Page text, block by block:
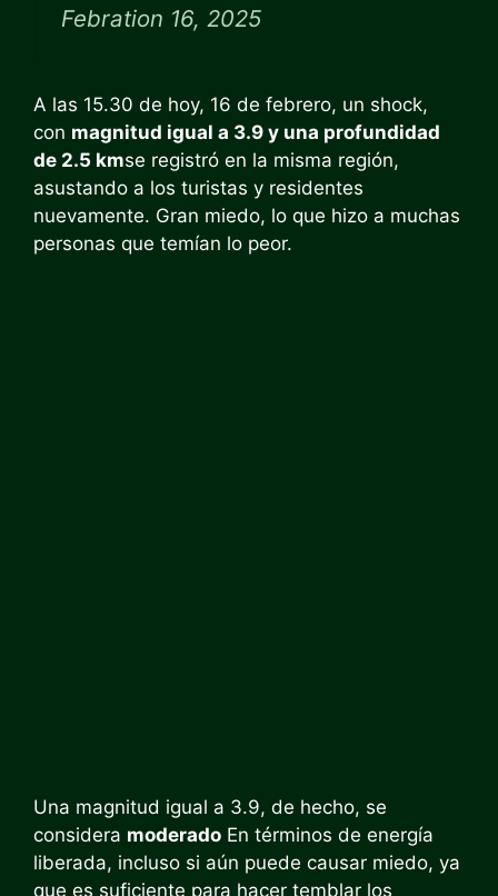
Febration 16, 2025
A las 15.30 de hoy, 16 de febrero, un shock,
con magnitud igual a 3.9 y una profundidad
de 2.5 kmse registró en la misma región,
asustando a los turistas y residentes
nuevamente. Gran miedo, lo que hizo a muchas
personas que temían lo peor.
Una magnitud igual a 3.9, de hecho, se
considera moderado En términos de energía
liberada, incluso si aún puede causar miedo, ya
que es suficiente para hacer temblar los